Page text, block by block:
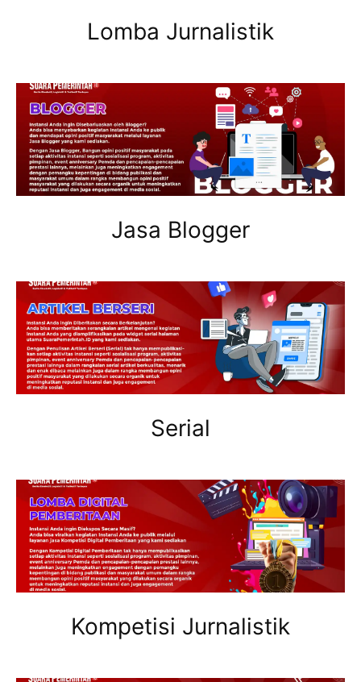
Lomba Jurnalistik
Jasa Blogger
Serial
Kompetisi Jurnalistik